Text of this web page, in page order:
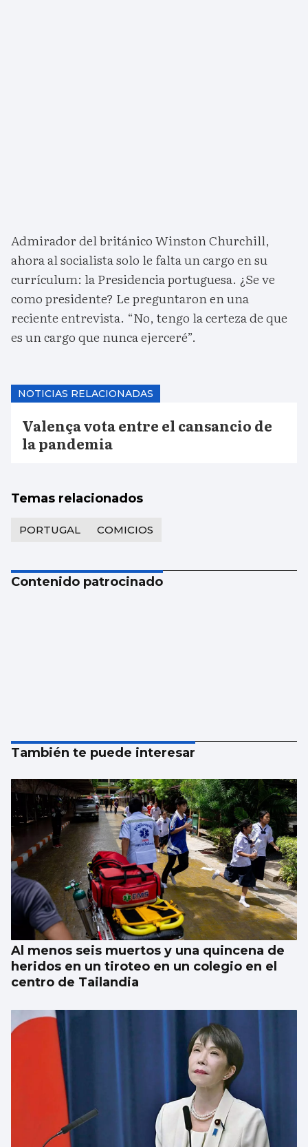
Admirador del británico Winston Churchill,
ahora al socialista solo le falta un cargo en su
currículum: la Presidencia portuguesa. ¿Se ve
como presidente? Le preguntaron en una
reciente entrevista. “No, tengo la certeza de que
es un cargo que nunca ejerceré”.
NOTICIAS RELACIONADAS
Valença vota entre el cansancio de
la pandemia
Temas relacionados
PORTUGAL COMICIOS
Contenido patrocinado
También te puede interesar
Al menos seis muertos y una quincena de
heridos en un tiroteo en un colegio en el
centro de Tailandia